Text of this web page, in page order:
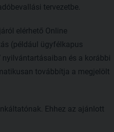
tervezetbe.
elérhető Online
(például ügyfélkapus
és a korábbi
továbbítja a megjelölt
Ehhez az ajánlott